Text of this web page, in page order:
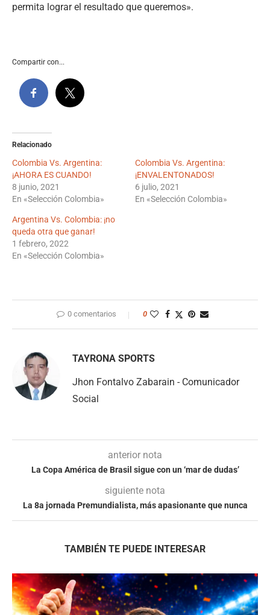
permita lograr el resultado que queremos».
Compartir con...
Relacionado
Colombia Vs. Argentina:
¡AHORA ES CUANDO!
8 junio, 2021
En «Selección Colombia»
Colombia Vs. Argentina:
¡ENVALENTONADOS!
6 julio, 2021
En «Selección Colombia»
Argentina Vs. Colombia: ¡no
queda otra que ganar!
1 febrero, 2022
En «Selección Colombia»
0 comentarios 0
TAYRONA SPORTS
Jhon Fontalvo Zabarain - Comunicador
Social
anterior nota
La Copa América de Brasil sigue con un ‘mar de dudas’
siguiente nota
La 8a jornada Premundialista, más apasionante que nunca
TAMBIÉN TE PUEDE INTERESAR